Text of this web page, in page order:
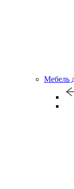
Мебель